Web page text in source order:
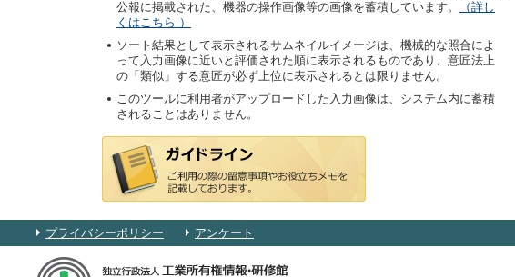
プライバシーポリシー アンケート